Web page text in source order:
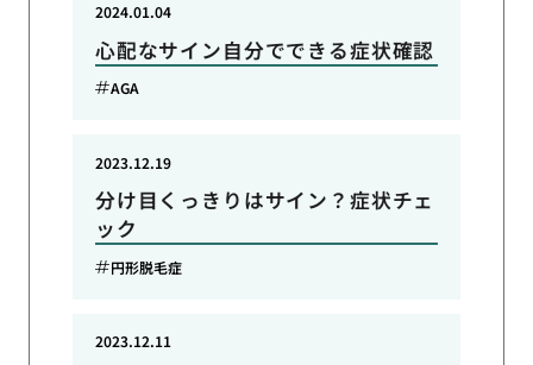
心配なサイン自分でできる症状確認
2024.01.04
AGA
分け目くっきりはサイン？症状チェ
ック
2023.12.19
円形脱毛症
2023.12.11